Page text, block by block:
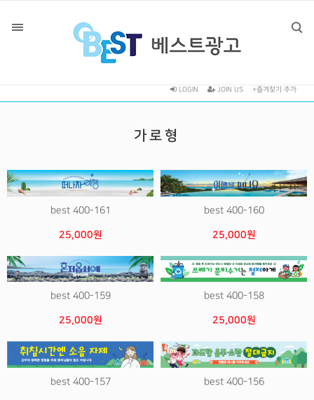
LOGIN JOIN US +즐겨찾기 추가
가로형
best 400-161
25,000원
best 400-160
25,000원
best 400-159
25,000원
best 400-158
25,000원
best 400-157 best 400-156